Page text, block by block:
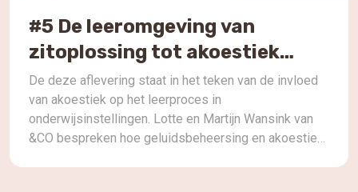
#5 De leeromgeving van
zitoplossing tot akoestiek
oplossing. In gesprek met &Co
De deze aflevering staat in het teken van de invloed
van akoestiek op het leerproces in
onderwijsinstellingen. Lotte en Martijn Wansink van
&CO bespreken hoe geluidsbeheersing en akoestiek